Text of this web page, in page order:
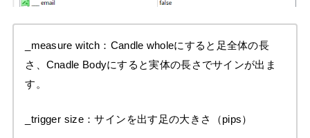
_measure witch：Candle wholeにすると足全体の長
さ、Cnadle Bodyにすると実体の長さでサインが出ま
す。
_trigger size：サインを出す足の大きさ（pips）